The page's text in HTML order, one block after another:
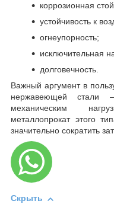
коррозионная
устойчивость к
огнеупорность;
исключительная
долговечность.
Важный аргумент в
нержавеющей стали
механическим
металлопрокат этого
значительно сократить
Скрыть